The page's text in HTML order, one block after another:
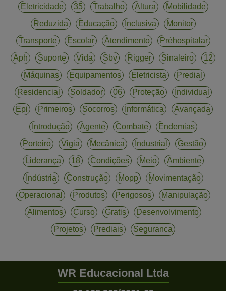
Eletricidade
35 Trabalho Altura
Mobilidade
Reduzida
Educação Inclusiva
Monitor
Transporte
Escolar Atendimento
Préhospitalar
Aph
Suporte Vida Sbv Rigger Sinaleiro
12
Máquinas
Equipamentos Eletricista
Predial
Residencial
Soldador 06 Proteção
Individual
Epi
Primeiros Socorros Informática
Avançada
Introdução
Agente Combate
Endemias
Porteiro
Vigia Mecânica Industrial
Gestão
Liderança
18 Condições Meio
Ambiente
Indústria
Construção Mopp
Movimentação
Operacional
Produtos Perigosos
Manipulação
Alimentos
Curso Gratis
Desenvolvimento
Projetos
Prediais Seguranca
WR Educacional Ltda